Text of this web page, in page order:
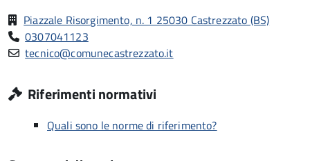
Piazzale Risorgimento, n. 1 25030 Castrezzato (BS)
0307041123
tecnico@comunecastrezzato.it
Riferimenti normativi
Quali sono le norme di riferimento?